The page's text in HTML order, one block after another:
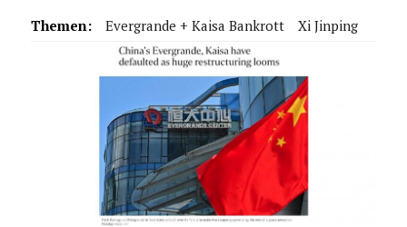
Themen: Evergrande + Kaisa Bankrott Xi Jinping